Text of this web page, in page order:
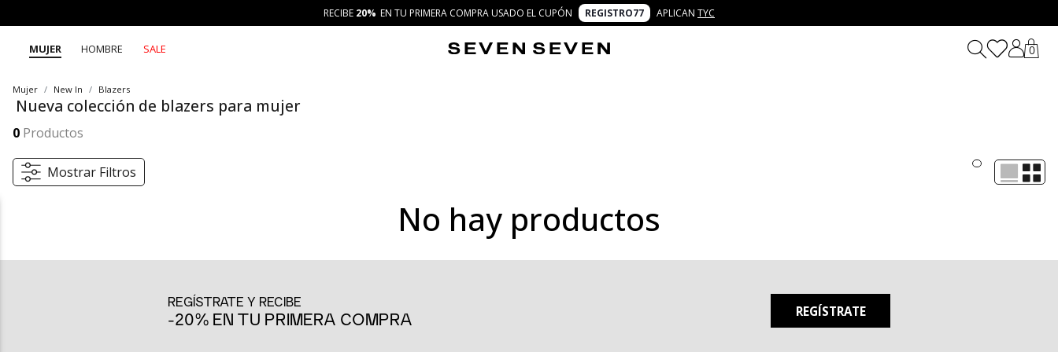
RECIBE 20% EN TU PRIMERA COMPRA USADO EL CUPÓN REGISTRO77 APLICAN TYC
MUJER HOMBRE SALE 0
Mujer New In Blazers
Nueva colección de blazers para mujer
0 Productos
Mostrar Filtros
No hay productos
La nueva colección de blazers para mujer Seven Seven es la opción perfecta para quienes buscan piezas que ofrezcan frescura, elegancia y versatilidad sin esfuerzo. Diseñados para mujeres creativas,
Blazers de corte clásico: sofisticación y estructura
Los blazers de corte clásico de la nueva colección para mujer son ideales para quienes buscan una opción atemporal y sofisticada. Con líneas estructuradas y un diseño que resalta la figura, estos
REGÍSTRATE Y RECIBE
-20% EN TU PRIMERA COMPRA REGÍSTRATE